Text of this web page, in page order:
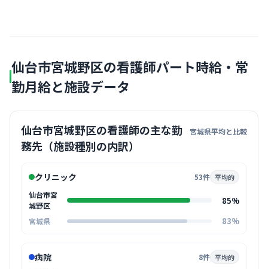
仙台市宮城野区の看護師パート時給・常
勤月給と施設データ
仙台市宮城野区の看護師の主な勤
務先（施設種別の内訳）
宮城県平均と比較
クリニック 53件 平均的
仙台市宮
城野区
85%
宮城県 83%
病院 8件 平均的